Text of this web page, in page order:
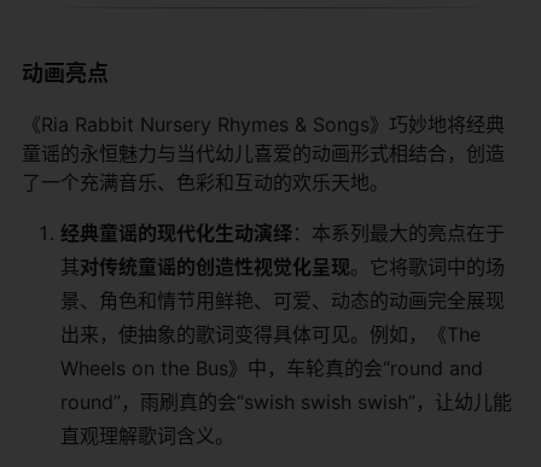
动画亮点
《Ria Rabbit Nursery Rhymes & Songs》巧妙地将经典
童谣的永恒魅力与当代幼儿喜爱的动画形式相结合，创造
了一个充满音乐、色彩和互动的欢乐天地。
经典童谣的现代化生动演绎：本系列最大的亮点在于
其对传统童谣的创造性视觉化呈现。它将歌词中的场
景、角色和情节用鲜艳、可爱、动态的动画完全展现
出来，使抽象的歌词变得具体可见。例如，《The
Wheels on the Bus》中，车轮真的会“round and
round”，雨刷真的会“swish swish swish”，让幼儿能
直观理解歌词含义。